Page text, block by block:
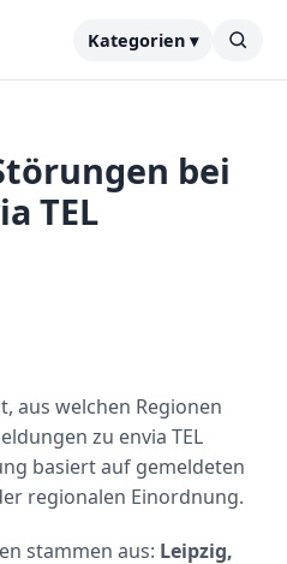
Kategorien ▾
bei
TEL
aus welchen Regionen
zu envia TEL
basiert auf gemeldeten
regionalen Einordnung.
stammen aus: Leipzig,